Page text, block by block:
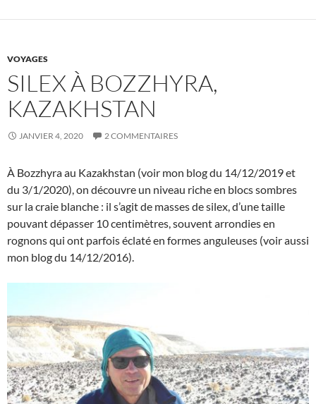
VOYAGES
SILEX À BOZZHYRA,
KAZAKHSTAN
JANVIER 4, 2020 2 COMMENTAIRES
À Bozzhyra au Kazakhstan (voir mon blog du 14/12/2019 et
du 3/1/2020), on découvre un niveau riche en blocs sombres
sur la craie blanche : il s’agit de masses de silex, d’une taille
pouvant dépasser 10 centimètres, souvent arrondies en
rognons qui ont parfois éclaté en formes anguleuses (voir aussi
mon blog du 14/12/2016).